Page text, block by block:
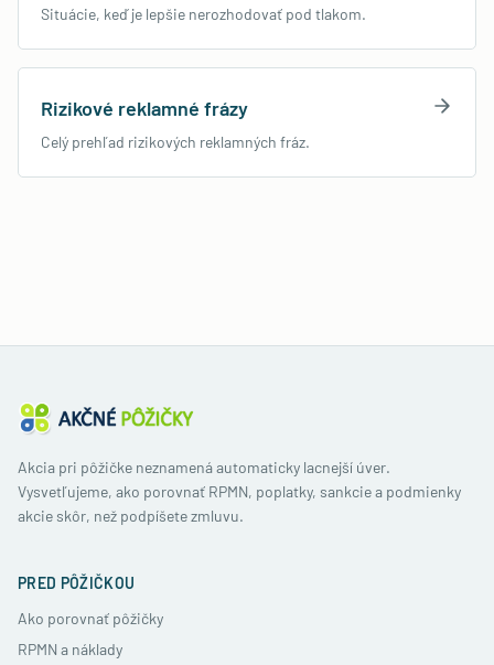
Situácie, keď je lepšie nerozhodovať pod tlakom.
Rizikové reklamné frázy
Celý prehľad rizikových reklamných fráz.
Akcia pri pôžičke neznamená automaticky lacnejší úver.
Vysvetľujeme, ako porovnať RPMN, poplatky, sankcie a podmienky
akcie skôr, než podpíšete zmluvu.
PRED PÔŽIČKOU
Ako porovnať pôžičky
RPMN a náklady